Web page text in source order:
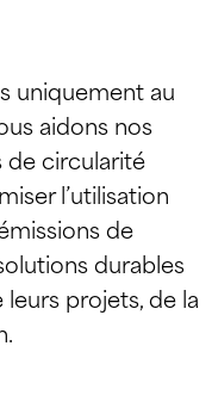
uniquement au
aidons nos
de circularité
l’utilisation
de
durables
projets, de la